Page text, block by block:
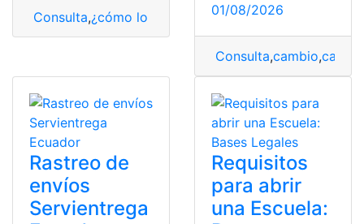
Consulta,¿cómo lo hago? Bancolombia
01/08/2026
Consulta,cambio,
Rastreo de
envíos
Servientrega
Requisitos
para abrir
una Escuela: